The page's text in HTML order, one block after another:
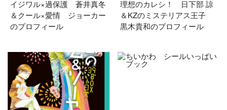
イジワル×過保護 蒼井真冬
＆クール×愛情 ジョーカー
のプロフィール
理想のカレシ！ 日下部 諒
＆KZのミステリアス王子
黒木貴和のプロフィール